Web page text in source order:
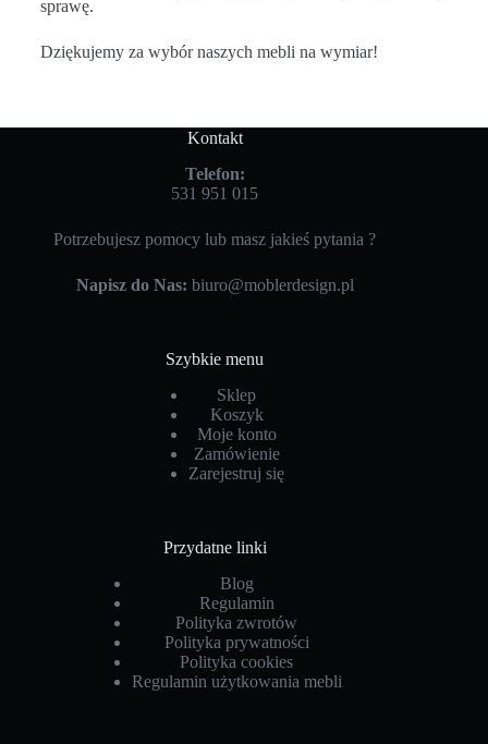
sprawę.
Dziękujemy za wybór naszych mebli na wymiar!
Kontakt
Telefon:
531 951 015
Potrzebujesz pomocy lub masz jakieś pytania ?
Napisz do Nas: biuro@moblerdesign.pl
Szybkie menu
Sklep
Koszyk
Moje konto
Zamówienie
Zarejestruj się
Przydatne linki
Blog
Regulamin
Polityka zwrotów
Polityka prywatności
Polityka cookies
Regulamin użytkowania mebli